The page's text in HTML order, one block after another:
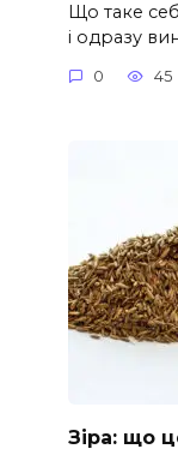
Що таке
і одразу
0 45
Зіра: що